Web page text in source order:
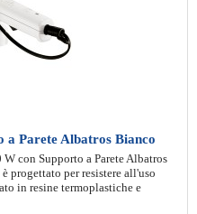
a Parete Albatros Bianco
con Supporto a Parete Albatros
progettato per resistere all'uso
in resine termoplastiche e